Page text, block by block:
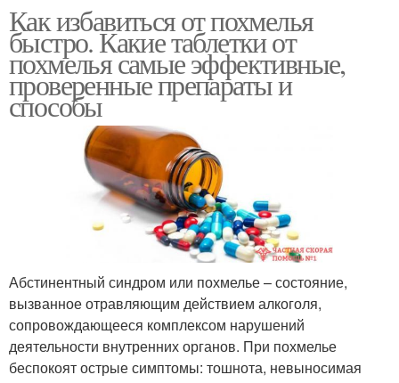
Как избавиться от похмелья
быстро. Какие таблетки от
похмелья самые эффективные,
проверенные препараты и
способы
Абстинентный синдром или похмелье – состояние,
вызванное отравляющим действием алкоголя,
сопровождающееся комплексом нарушений
деятельности внутренних органов. При похмелье
беспокоят острые симптомы: тошнота, невыносимая